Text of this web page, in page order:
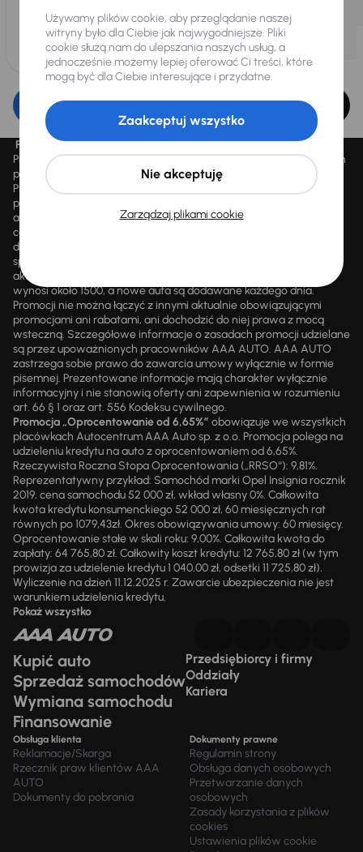
Edytuj filtr
Promocja „Letnie przeceny aż 1500 aut”
Promocja „Letnie przeceny aż 1500 aut” obowiązuje we wszystkich
placówkach Autocentrum AAA AUTO Sp. z o.o. („AAA AUTO”).
Promocja polega na możliwości nabycia wybranych pojazdów
przecenionych, wskazanych w serwisie internetowym
aaaauto.pl/promocja, ze zniżką uwidocznioną w prezentowanej
cenie. Zniżka jest obliczana jako różnica pomiędzy najniższą ceną
danego pojazdu z 30 dni przed obniżką a jego aktualną ceną
sprzedaży. Liczba samochodów objętych promocją jest zmienna i
aktualizowana na bieżąco; średnia liczba dostępnych pojazdów
wynosi około 1500, a nowe auta są dodawane każdego dnia.
Promocji nie można łączyć z innymi aktualnie obowiązującymi
promocjami ani rabatami, ani dochodzić do niej prawa z mocą
wsteczną. Szczegółowe informacje o zasadach promocji udzielane
są przez upoważnionych pracowników AAA AUTO. AAA AUTO
zastrzega sobie prawo do zawarcia umowy wyłącznie w formie
pisemnej. Prezentowane informacje mają charakter wyłącznie
informacyjny i nie stanowią oferty ani zapewnienia w rozumieniu
art. 66 § 1 oraz art. 556 Kodeksu cywilnego.
Promocja „Oprocentowanie od 6,65%” obowiązuje we wszystkich
placówkach Autocentrum AAA Auto sp. z o.o. Promocja polega na
udzieleniu kredytu na auto z oprocentowaniem od 6,65%.
Rzeczywista Roczna Stopa Oprocentowania („RRSO“): 9,81%.
Reprezentatywny przykład: Samochód marki Opel Insignia rocznik
2019, cena samochodu 52 000 zł, wkład własny 0%. Całkowita
kwota kredytu konsumenckiego 52 000 zł, 60 miesięcznych rat
równych po 1079,43zł. Okres obowiązywania umowy: 60 miesięcy.
Oprocentowanie stałe w skali roku: 9,00%. Całkowita kwota do
zapłaty: 64 765,80 zł. Całkowity koszt kredytu: 12 765,80 zł (w tym
prowizja za udzielenie kredytu 1 040,00 zł, odsetki 11 725,80 zł).
Wyliczenie na dzień 11.12.2025 r. Zawarcie ubezpieczenia nie jest
warunkiem udzielenia kredytu.
Pokaż wszystko
Kupić auto
Sprzedaż samochodów
Wymiana samochodu
Finansowanie
Przedsiębiorcy i firmy
Oddziały
Kariera
Obsługa klienta
Reklamacje/Skarga
Rzecznik praw klientów AAA
AUTO
Dokumenty do pobrania
Dokumenty prawne
Regulamin strony
Obsługa danych osobowych
Przetwarzanie danych
osobowych
Zasady korzystania z plików
cookies
Ustawienia plików cookie
Używamy plików cookie, aby przeglądanie naszej
witryny było dla Ciebie jak najwygodniejsze. Pliki
cookie służą nam do ulepszania naszych usług, a
jednocześnie możemy lepiej oferować Ci treści, które
mogą być dla Ciebie interesujące i przydatne.
Zarządzaj plikami cookie
Nie akceptuję
Zaakceptuj wszystko